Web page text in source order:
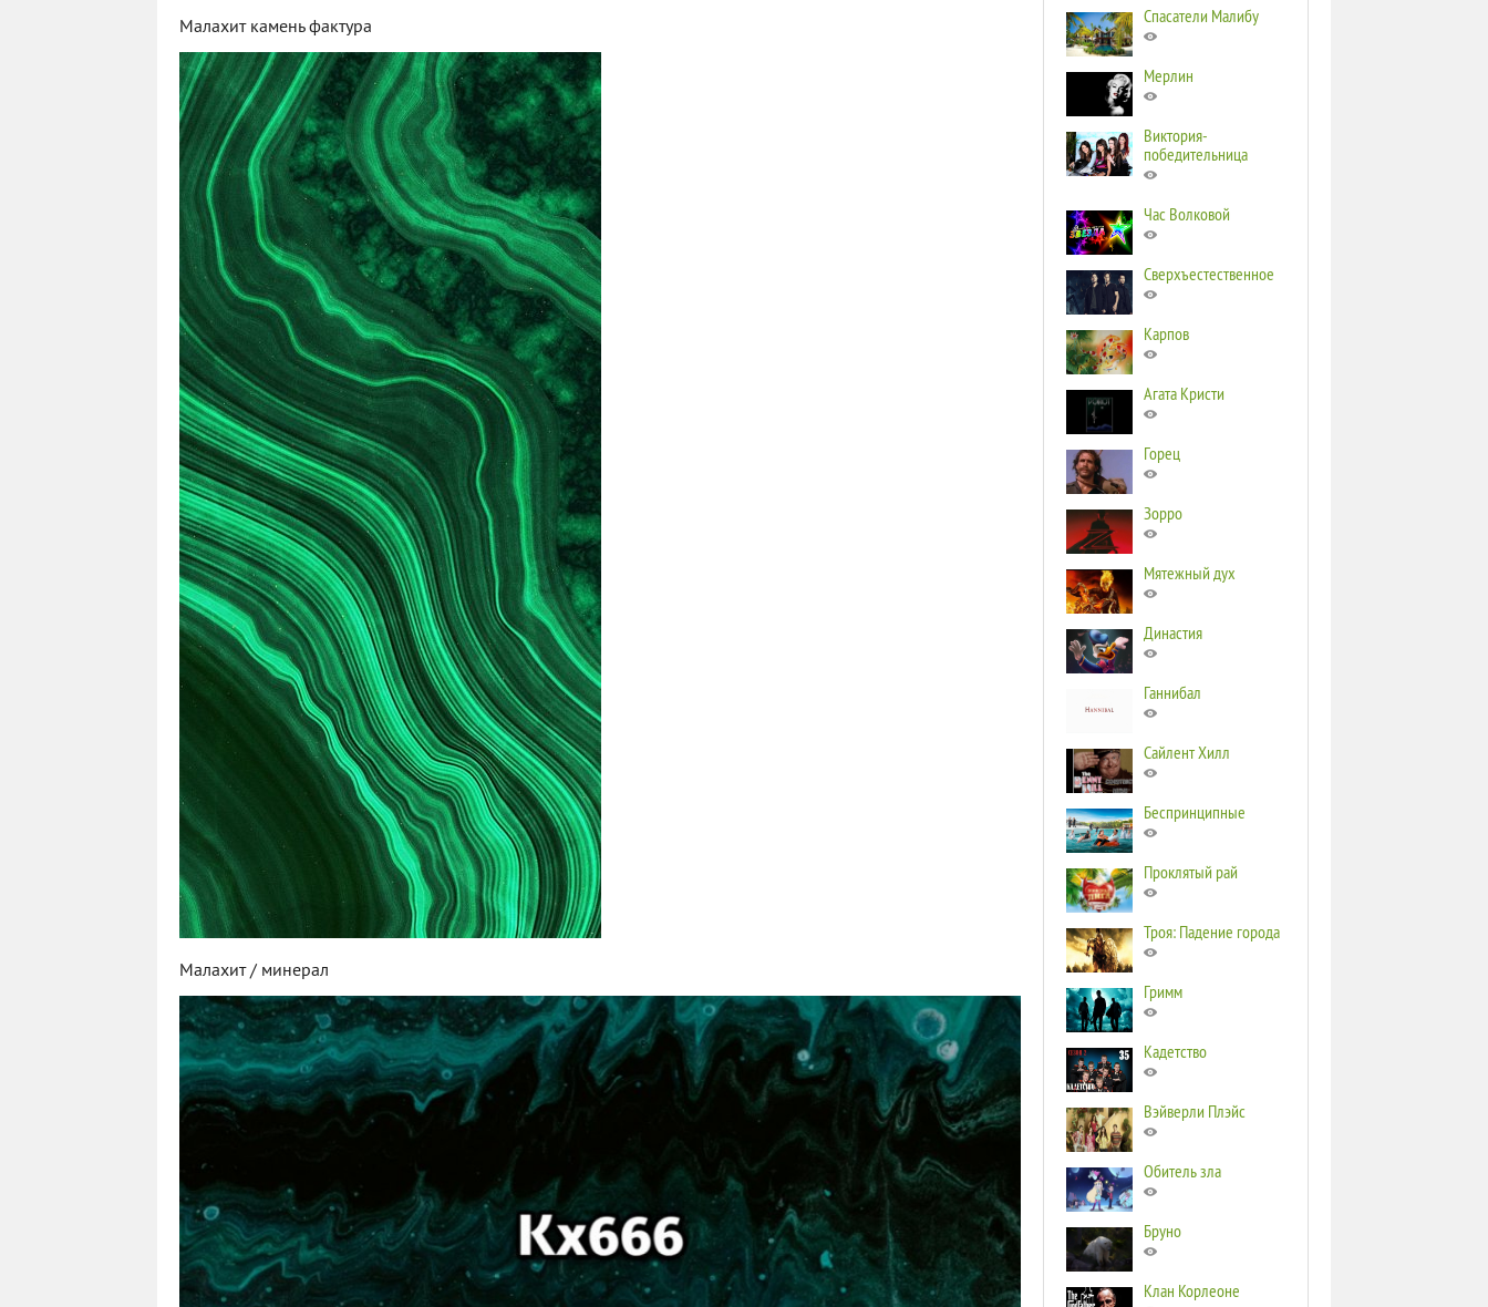
Малахит камень фактура
Малахит / минерал
Спасатели Малибу
Мерлин
Виктория-
победительница
Час Волковой
Сверхъестественное
Карпов
Агата Кристи
Горец
Зорро
Мятежный дух
Династия
Ганнибал
Сайлент Хилл
Беспринципные
Проклятый рай
Троя: Падение города
Гримм
Кадетство
Вэйверли Плэйс
Обитель зла
Бруно
Клан Корлеоне